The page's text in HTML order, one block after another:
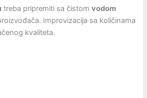
treba pripremiti sa čistomvodom
Improvizacija sa količinama
kvaliteta.